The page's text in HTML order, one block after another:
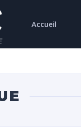
Accueil